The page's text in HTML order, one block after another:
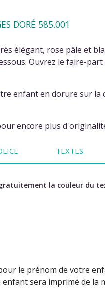
DORÉ 585.001
élégant, rose pâle et
Ouvrez le faire-
enfant en dorure sur la
encore plus
TEXTES
la couleur du
le prénom de votre
sera imprimé de la